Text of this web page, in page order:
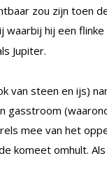
zou zijn toen
waarbij hij een
Jupiter.
van steen en ijs)
gasstroom
mee van het
komeet omhult.